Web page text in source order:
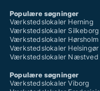
Populære søgninger
Værkstedslokaler Herning
Værkstedslokaler Silkeborg
Værkstedslokaler Hørsholm
Værkstedslokaler Helsingør
Værkstedslokaler Næstved
Populære søgninger
Værkstedslokaler Viborg